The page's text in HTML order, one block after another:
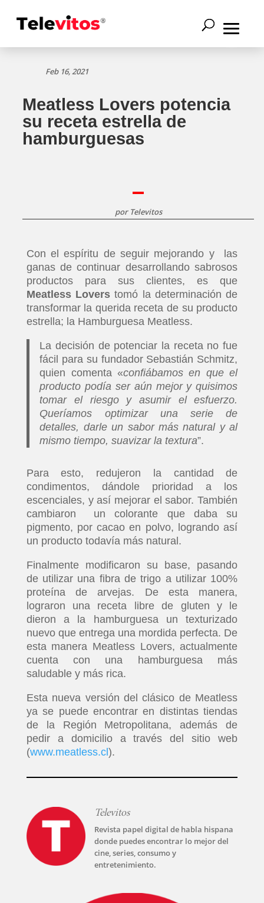
Feb 16, 2021
Meatless Lovers potencia
su receta estrella de
hamburguesas
por Televitos
Con el espíritu de seguir mejorando y las
ganas de continuar desarrollando sabrosos
productos para sus clientes, es que
Meatless Loverstomó la determinación de
transformar la querida receta de su producto
estrella; la Hamburguesa Meatless.
La decisión de potenciar la receta no fue
fácil para su fundador Sebastián Schmitz,
quien comenta «confiábamos en que el
producto podía ser aún mejor y quisimos
tomar el riesgo y asumir el esfuerzo.
Queríamos optimizar una serie de
detalles, darle un sabor más natural y al
mismo tiempo, suavizar la textura”.
Para esto, redujeron la cantidad de
condimentos, dándole prioridad a los
escenciales, y así mejorar el sabor. También
cambiaron un colorante que daba su
pigmento, por cacao en polvo, logrando así
un producto todavía más natural.
Finalmente modificaron su base, pasando
de utilizar una fibra de trigo a utilizar 100%
proteína de arvejas. De esta manera,
lograron una receta libre de gluten y le
dieron a la hamburguesa un texturizado
nuevo que entrega una mordida perfecta. De
esta manera Meatless Lovers, actualmente
cuenta con una hamburguesa más
saludable y más rica.
Esta nueva versión del clásico de Meatless
ya se puede encontrar en distintas tiendas
de la Región Metropolitana, además de
pedir a domicilio a través del sitio web
(www.meatless.cl).
Televitos
Revista papel digital de habla hispana
donde puedes encontrar lo mejor del
cine, series, consumo y
entretenimiento.